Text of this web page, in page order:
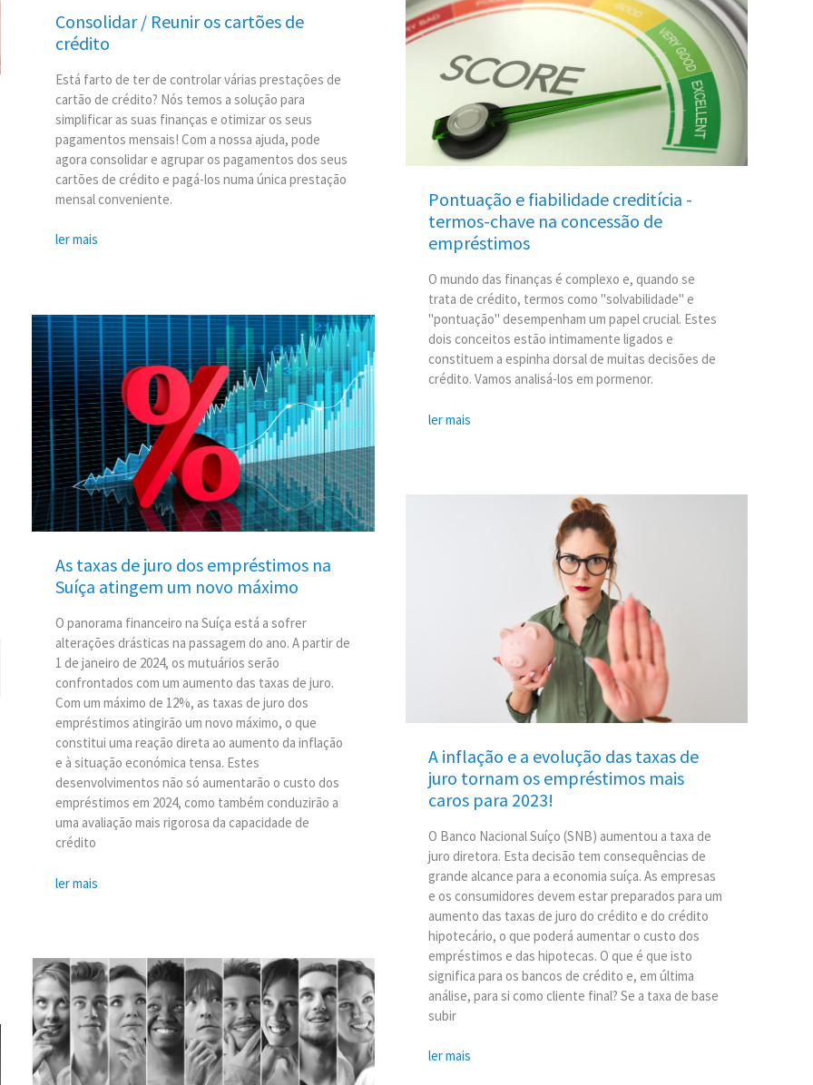
Consolidar / Reunir os cartões de
crédito
Está farto de ter de controlar várias prestações de
cartão de crédito? Nós temos a solução para
simplificar as suas finanças e otimizar os seus
pagamentos mensais! Com a nossa ajuda, pode
agora consolidar e agrupar os pagamentos dos seus
cartões de crédito e pagá-los numa única prestação
mensal conveniente.
ler mais
Pontuação e fiabilidade creditícia -
termos-chave na concessão de
empréstimos
O mundo das finanças é complexo e, quando se
trata de crédito, termos como "solvabilidade" e
"pontuação" desempenham um papel crucial. Estes
dois conceitos estão intimamente ligados e
constituem a espinha dorsal de muitas decisões de
crédito. Vamos analisá-los em pormenor.
e
fiabilidade
termos-
chave
na
concessão
de
empréstimos
ler mais
As taxas de juro dos empréstimos na
Suíça atingem um novo máximo
O panorama financeiro na Suíça está a sofrer
alterações drásticas na passagem do ano. A partir de
1 de janeiro de 2024, os mutuários serão
confrontados com um aumento das taxas de juro.
Com um máximo de 12%, as taxas de juro dos
empréstimos atingirão um novo máximo, o que
constitui uma reação direta ao aumento da inflação
e à situação económica tensa. Estes
desenvolvimentos não só aumentarão o custo dos
empréstimos em 2024, como também conduzirão a
uma avaliação mais rigorosa da capacidade de
crédito
As
taxas
de
juro
dos
empréstimos
na
Suíça
atingem
um
máximo
ler mais
A inflação e a evolução das taxas de
juro tornam os empréstimos mais
caros para 2023!
O Banco Nacional Suíço (SNB) aumentou a taxa de
juro diretora. Esta decisão tem consequências de
grande alcance para a economia suíça. As empresas
e os consumidores devem estar preparados para um
aumento das taxas de juro do crédito e do crédito
hipotecário, o que poderá aumentar o custo dos
empréstimos e das hipotecas. O que é que isto
significa para os bancos de crédito e, em última
análise, para si como cliente final? Se a taxa de base
subir
os
mais
caros
para
ler mais
Condições
para
um
empréstimo
na